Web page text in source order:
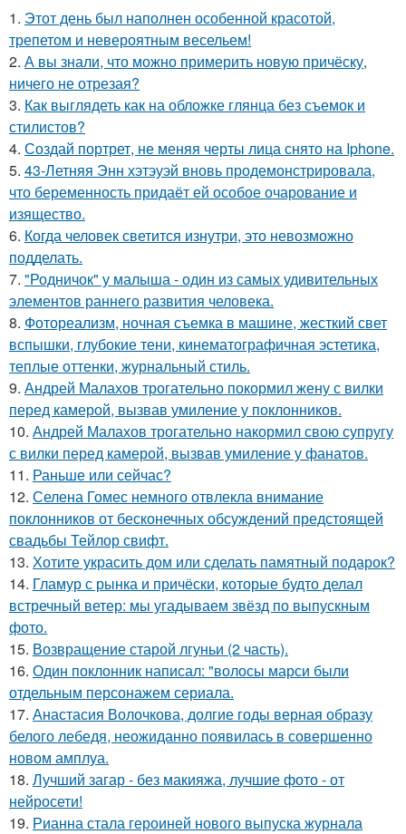
1. Этот день был наполнен особенной красотой,
трепетом и невероятным весельем!
2. А вы знали, что можно примерить новую причёску,
ничего не отрезая?
3. Как выглядеть как на обложке глянца без съемок и
стилистов?
4. Создай портрет, не меняя черты лица снято на Iphone.
5. 43-Летняя Энн хэтэуэй вновь продемонстрировала,
что беременность придаёт ей особое очарование и
изящество.
6. Когда человек светится изнутри, это невозможно
подделать.
7. "Родничок" у малыша - один из самых удивительных
элементов раннего развития человека.
8. Фотореализм, ночная съемка в машине, жесткий свет
вспышки, глубокие тени, кинематографичная эстетика,
теплые оттенки, журнальный стиль.
9. Андрей Малахов трогательно покормил жену с вилки
перед камерой, вызвав умиление у поклонников.
10. Андрей Малахов трогательно накормил свою супругу
с вилки перед камерой, вызвав умиление у фанатов.
11. Раньше или сейчас?
12. Селена Гомес немного отвлекла внимание
поклонников от бесконечных обсуждений предстоящей
свадьбы Тейлор свифт.
13. Хотите украсить дом или сделать памятный подарок?
14. Гламур с рынка и причёски, которые будто делал
встречный ветер: мы угадываем звёзд по выпускным
фото.
15. Возвращение старой лгуньи (2 часть).
16. Один поклонник написал: "волосы марси были
отдельным персонажем сериала.
17. Анастасия Волочкова, долгие годы верная образу
белого лебедя, неожиданно появилась в совершенно
новом амплуа.
18. Лучший загар - без макияжа, лучшие фото - от
нейросети!
19. Рианна стала героиней нового выпуска журнала